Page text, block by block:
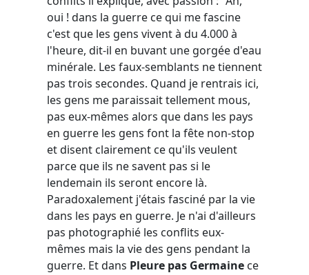
oui ! dans la guerre ce qui me fascine
c'est que les gens vivent à du 4.000 à
l'heure, dit-il en buvant une gorgée d'eau
minérale. Les faux-semblants ne tiennent
pas trois secondes. Quand je rentrais ici,
les gens me paraissait tellement mous,
pas eux-mêmes alors que dans les pays
en guerre les gens font la fête non-stop
et disent clairement ce qu'ils veulent
parce que ils ne savent pas si le
lendemain ils seront encore là.
Paradoxalement j'étais fasciné par la vie
dans les pays en guerre. Je n'ai d'ailleurs
pas photographié les conflits eux-
mêmes mais la vie des gens pendant la
guerre. Et dans Pleure pas Germaine ce